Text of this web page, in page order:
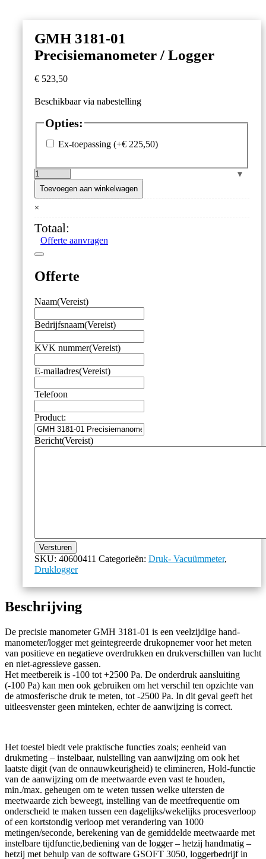
GMH 3181-01
Precisiemanometer / Logger
€ 523,50
Beschikbaar via nabestelling
Opties:
Ex-toepassing (+€ 225,50)
GMH
3181-
01
Precisiemanometer
Logger
aantal
Toevoegen aan winkelwagen
×
Totaal:
Offerte aanvragen
Offerte
Naam(Vereist)
Bedrijfsnaam(Vereist)
KVK nummer(Vereist)
E-mailadres(Vereist)
Telefoon
Product:
Bericht(Vereist)
Versturen
SKU: 40600411 Categorieën: Druk- Vacuümmeter,
Druklogger
Beschrijving
De precisie manometer GMH 3181-01 is een veelzijdige hand-
manometer/logger met geïntegreerde drukopnemer voor het meten
van positieve en negatieve overdrukken en drukverschillen van lucht
en niet-agressieve gassen.
Het meetbereik is -100 tot +2500 Pa. De onderdruk aansluiting
(-100 Pa) kan men ook gebruiken om het verschil ten opzichte van
de atmosferische druk te meten, tot -2500 Pa. In dit geval geeft het
uitleesvenster geen minteken, echter de aanwijzing is correct.
Het toestel biedt vele praktische functies zoals; eenheid van
drukmeting – instelbaar, nulstelling van aanwijzing om ook het
laatste digit (van de onnauwkeurigheid) te elimineren, Hold-functie
van de aanwijzing om de meetwaarde even vast te houden,
min./max. geheugen om te weten tussen welke uitersten de
meetwaarde zich beweegt, instelling van de meetfrequentie om
onderscheid te maken tussen een dagelijks/wekelijks procesverloop
of een kortstondig verloop met verandering van 1000
metingen/seconde, berekening van de gemiddelde meetwaarde met
instelbare tijdfunctie,bediening van de logger – hetzij handmatig –
hetzij met behulp van de software GSOFT 3050, loggerbedrijf in